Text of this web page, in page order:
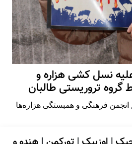
نسل کشی هزاره و
گروه تروریستی طالبان
, انجمن فرهنگی و همبستگی هزاره‌ها